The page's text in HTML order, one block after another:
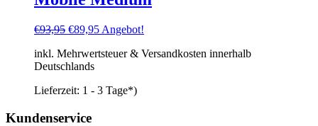
€93,95 Ursprünglicher
war:
€93,95
€89,95Aktueller
ist:
Angebot!
inkl. Mehrwertsteuer & Versandkosten innerhalb
Deutschlands
Lieferzeit: 1 - 3 Tage*)
Kundenservice